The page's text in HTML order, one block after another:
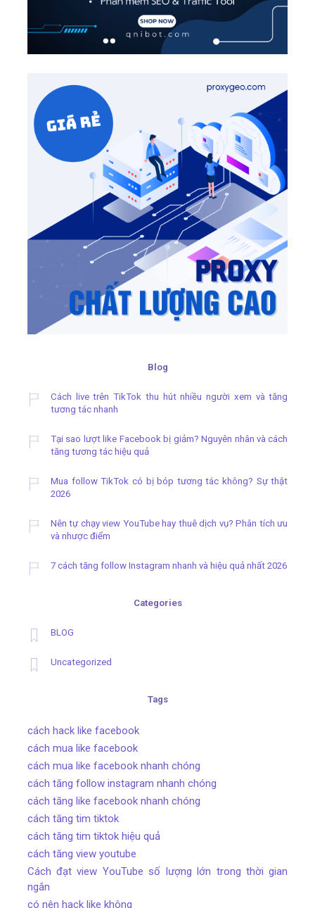
Blog
Cách live trên TikTok thu hút nhiều người xem và tăng
tương tác nhanh
Tại sao lượt like Facebook bị giảm? Nguyên nhân và cách
tăng tương tác hiệu quả
Mua follow TikTok có bị bóp tương tác không? Sự thật
2026
Nên tự chạy view YouTube hay thuê dịch vụ? Phân tích ưu
và nhược điểm
7 cách tăng follow Instagram nhanh và hiệu quả nhất 2026
Categories
BLOG
Uncategorized
Tags
cách hack like facebook
cách mua like facebook
cách mua like facebook nhanh chóng
cách tăng follow instagram nhanh chóng
cách tăng like facebook nhanh chóng
cách tăng tim tiktok
cách tăng tim tiktok hiệu quả
cách tăng view youtube
Cách đạt view YouTube số lượng lớn trong thời gian
ngắn
có nên hack like không